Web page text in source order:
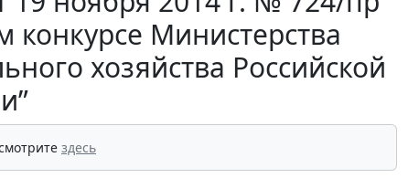
конкурсе Министерства
хозяйства Российской
здесь